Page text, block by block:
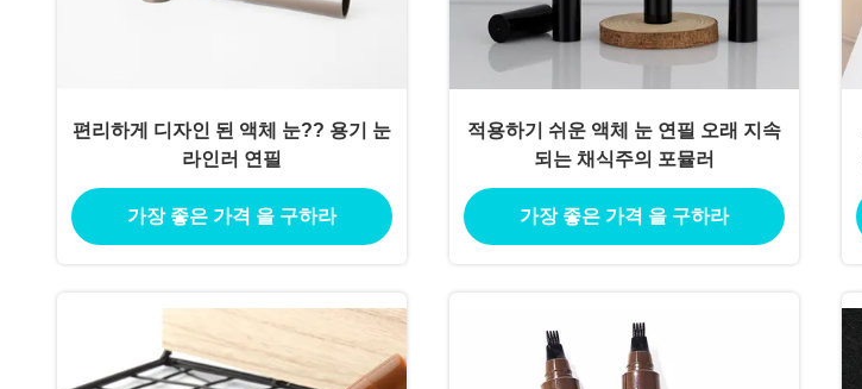
편리하게 디자인 된 액체 눈?? 용기 눈
라인러 연필
가장 좋은 가격 을 구하라
적용하기 쉬운 액체 눈 연필 오래 지속
되는 채식주의 포뮬러
가장 좋은 가격 을 구하라